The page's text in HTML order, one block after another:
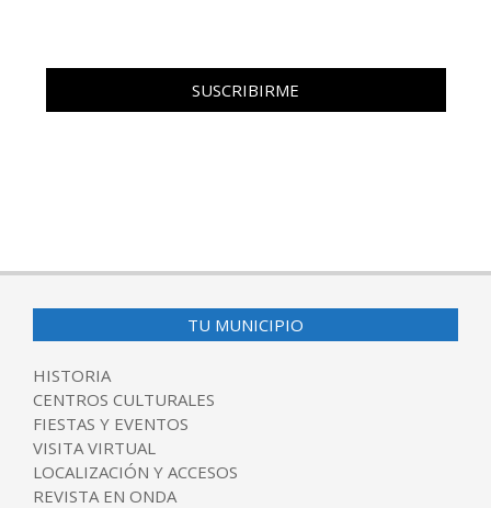
TU MUNICIPIO
HISTORIA
CENTROS CULTURALES
FIESTAS Y EVENTOS
VISITA VIRTUAL
LOCALIZACIÓN Y ACCESOS
REVISTA EN ONDA